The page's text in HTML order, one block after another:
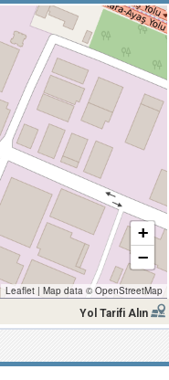
+
−
Leaflet | Map data ©OpenStreetMap
Yol Tarifi Alın